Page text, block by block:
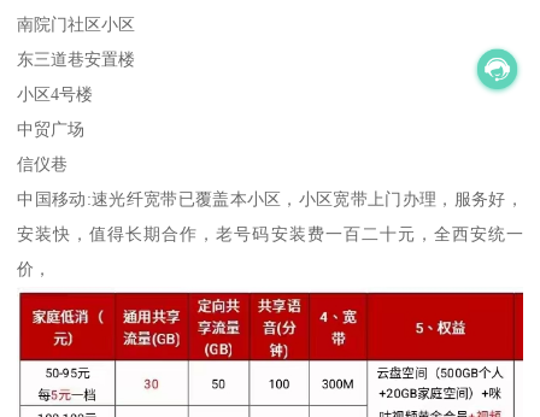
南院门社区小区
东三道巷安置楼
小区4号楼
中贸广场
信仪巷
中国移动:速光纤宽带已覆盖本小区，小区宽带上门办理，服务好，
安装快，值得长期合作，老号码安装费一百二十元，全西安统一
价，